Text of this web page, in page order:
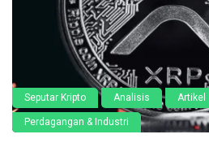
Seputar Kripto Analisis Artikel
Perdagangan & Industri